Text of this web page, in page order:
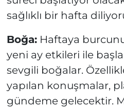
sağlıklı bir hafta
Boğa:Haftaya
yeni ay etkileri ile
sevgili boğalar.
yapılan konuşmalar,
gündeme gelecektir.